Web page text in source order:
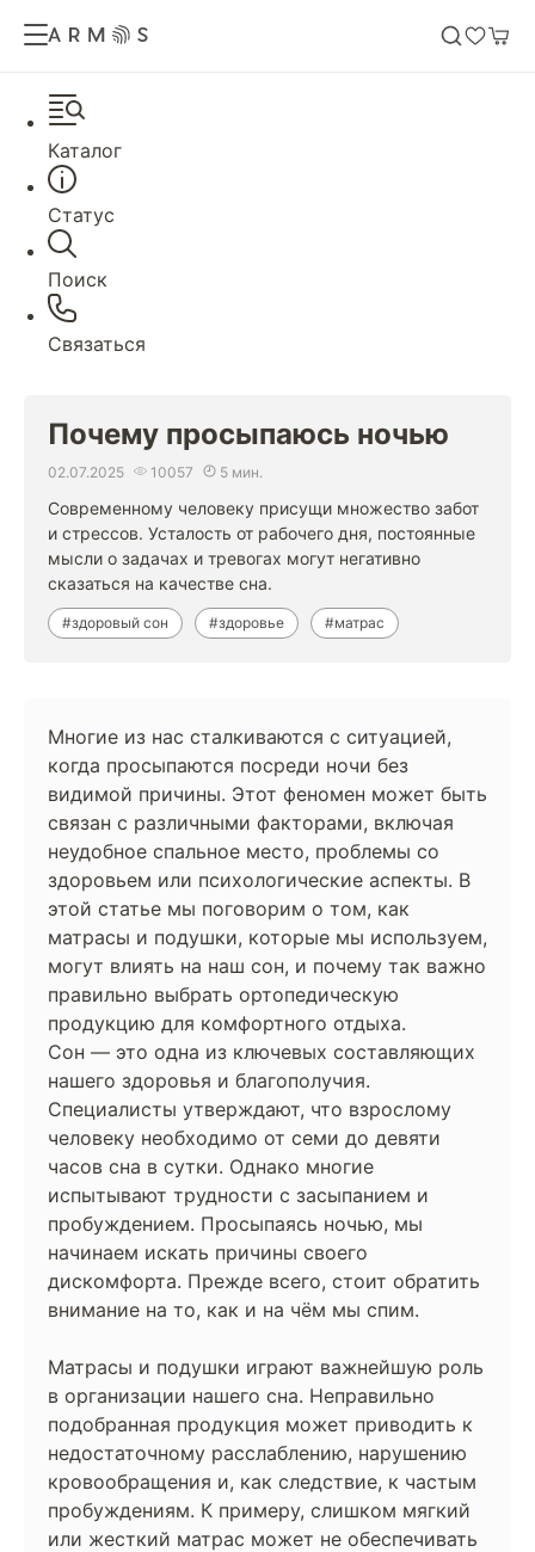
Каталог
Статус
Поиск
Связаться
Почему просыпаюсь ночью
02.07.2025 10057 5 мин.
Современному человеку присущи множество забот
и стрессов. Усталость от рабочего дня, постоянные
мысли о задачах и тревогах могут негативно
сказаться на качестве сна.
#здоровый сон #здоровье #матрас
Многие из нас сталкиваются с ситуацией,
когда просыпаются посреди ночи без
видимой причины. Этот феномен может быть
связан с различными факторами, включая
неудобное спальное место, проблемы со
здоровьем или психологические аспекты. В
этой статье мы поговорим о том, как
матрасы и подушки, которые мы используем,
могут влиять на наш сон, и почему так важно
правильно выбрать ортопедическую
продукцию для комфортного отдыха.
Сон — это одна из ключевых составляющих
нашего здоровья и благополучия.
Специалисты утверждают, что взрослому
человеку необходимо от семи до девяти
часов сна в сутки. Однако многие
испытывают трудности с засыпанием и
пробуждением. Просыпаясь ночью, мы
начинаем искать причины своего
дискомфорта. Прежде всего, стоит обратить
внимание на то, как и на чём мы спим.
Матрасы и подушки играют важнейшую роль
в организации нашего сна. Неправильно
подобранная продукция может приводить к
недостаточному расслаблению, нарушению
кровообращения и, как следствие, к частым
пробуждениям. К примеру, слишком мягкий
или жесткий матрас может не обеспечивать